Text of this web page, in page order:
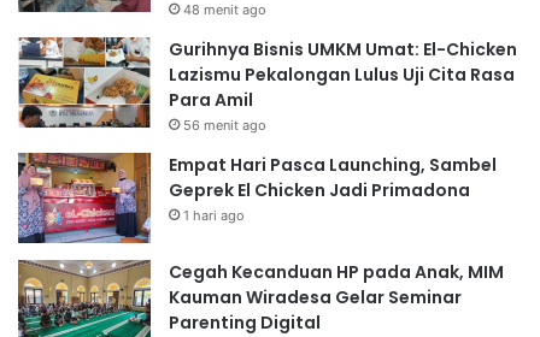
48 menit ago
Gurihnya Bisnis UMKM Umat: El-Chicken
Lazismu Pekalongan Lulus Uji Cita Rasa
Para Amil
56 menit ago
Empat Hari Pasca Launching, Sambel
Geprek El Chicken Jadi Primadona
1 hari ago
Cegah Kecanduan HP pada Anak, MIM
Kauman Wiradesa Gelar Seminar
Parenting Digital